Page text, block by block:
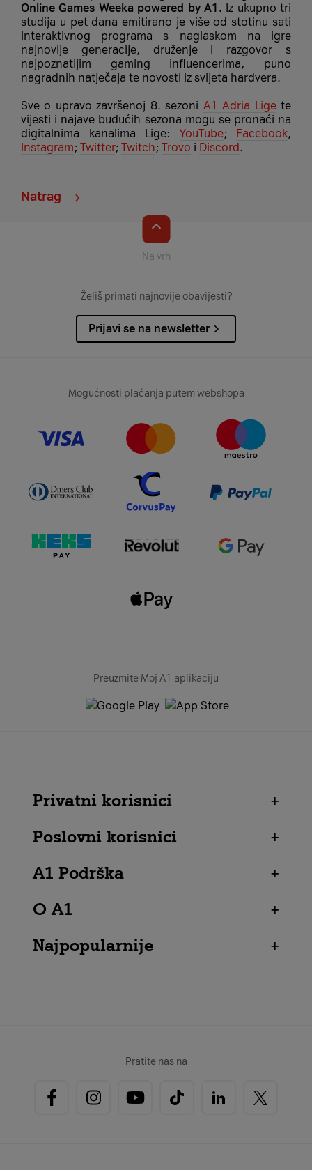
Online Games Weeka powered by A1. Iz ukupno tri
studija u pet dana emitirano je više od stotinu sati
interaktivnog programa s naglaskom na igre
najnovije generacije, druženje i razgovor s
najpoznatijim gaming influencerima, puno
nagradnih natječaja te novosti iz svijeta hardvera.
Sve o upravo završenoj 8. sezoni A1 Adria Ligete
vijesti i najave budućih sezona mogu se pronaći na
digitalnima kanalima Lige: YouTube; Facebook,
Instagram; Twitter; Twitch; Trovo i Discord.
Natrag
Na vrh
Želiš primati najnovije obavijesti?
Prijavi se na newsletter
Mogućnosti plaćanja putem webshopa
Preuzmite Moj A1 aplikaciju
Privatni korisnici
+
Poslovni korisnici
+
A1 Podrška
+
O A1
+
Najpopularnije
+
Pratite nas na